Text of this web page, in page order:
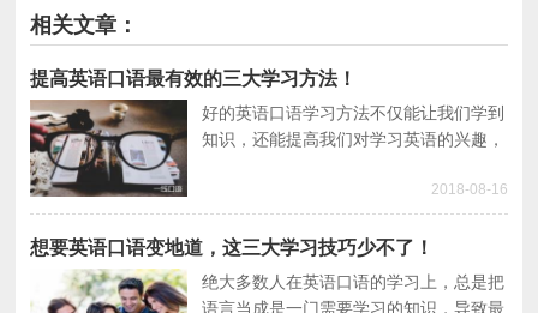
相关文章：
提高英语口语最有效的三大学习方法！
好的英语口语学习方法不仅能让我们学到
知识，还能提高我们对学习英语的兴趣，
去信心。本文将给大家分享三个英语口语
有效的学习方法。
2018-08-16
想要英语口语变地道，这三大学习技巧少不了！
绝大多数人在英语口语的学习上，总是把
语言当成是一门需要学习的知识，导致最